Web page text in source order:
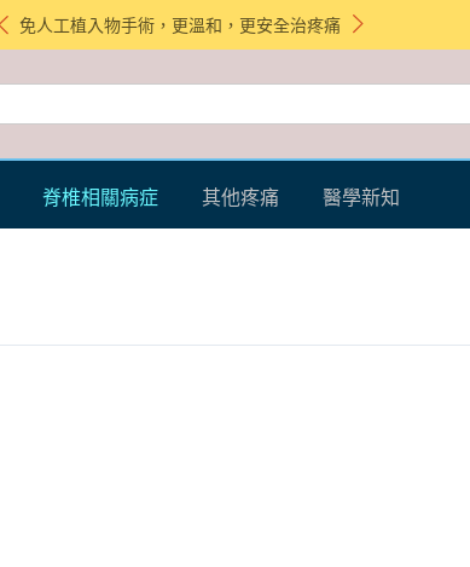
免人工植入物手術，更溫和，更安全治疼痛
脊椎相關病症 其他疼痛 醫學新知